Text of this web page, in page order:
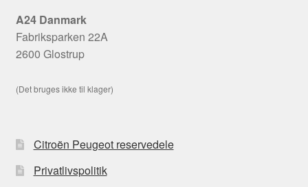
A24 Danmark
Fabriksparken 22A
2600 Glostrup
(Det bruges ikke til klager)
Citroën Peugeot reservedele
Privatlivspolitik